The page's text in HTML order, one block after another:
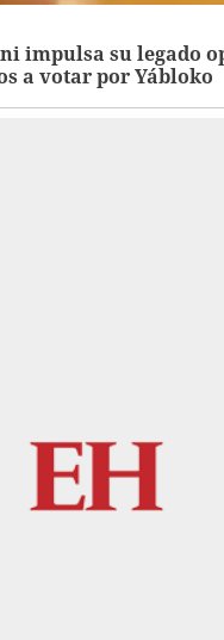
impulsa su legado
a votar por Yábloko